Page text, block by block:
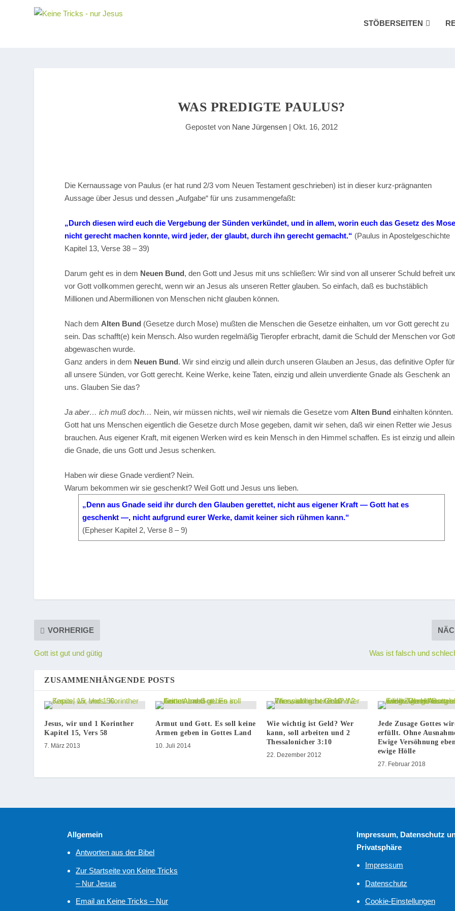
STÖBERSEITEN
WAS PREDIGTE PAULUS?
Gepostet von Nane Jürgensen| Okt. 16, 2012
Die Kernaussage von Paulus (er hat rund 2/3 vom Neuen Testament geschrieben) ist in dieser kurz-prägnanten
Aussage über Jesus und dessen „Aufgabe“ für uns zusammengefaßt:
„Durch diesen wird euch die Vergebung der Sünden verkündet, und in allem, worin euch das Gesetz des
nicht gerecht machen konnte, wird jeder, der glaubt, durch ihn gerecht gemacht.“ (Paulus in Apostelgeschichte
Kapitel 13, Verse 38 – 39)
Darum geht es in dem Neuen Bund, den Gott und Jesus mit uns schließen: Wir sind von all unserer Schuld befreit
vor Gott vollkommen gerecht, wenn wir an Jesus als unseren Retter glauben. So einfach, daß es buchstäblich
Millionen und Abermillionen von Menschen nicht glauben können.
Nach dem Alten Bund (Gesetze durch Mose) mußten die Menschen die Gesetze einhalten, um vor Gott gerecht zu
sein. Das schafft(e) kein Mensch. Also wurden regelmäßig Tieropfer erbracht, damit die Schuld der Menschen vor
abgewaschen wurde.
Ganz anders in dem Neuen Bund. Wir sind einzig und allein durch unseren Glauben an Jesus, das definitive Opfer für
all unsere Sünden, vor Gott gerecht. Keine Werke, keine Taten, einzig und allein unverdiente Gnade als Geschenk an
uns. Glauben Sie das?
Ja aber… ich muß doch… Nein, wir müssen nichts, weil wir niemals die Gesetze vom Alten Bund einhalten könnten.
Gott hat uns Menschen eigentlich die Gesetze durch Mose gegeben, damit wir sehen, daß wir einen Retter wie Jesus
brauchen. Aus eigener Kraft, mit eigenen Werken wird es kein Mensch in den Himmel schaffen. Es ist einzig und allein
die Gnade, die uns Gott und Jesus schenken.
Haben wir diese Gnade verdient? Nein.
Warum bekommen wir sie geschenkt? Weil Gott und Jesus uns lieben.
„Denn aus Gnade seid ihr durch den Glauben gerettet, nicht aus eigener Kraft — Gott hat es
geschenkt —, nicht aufgrund eurer Werke, damit keiner sich rühmen kann.“
(Epheser Kapitel 2, Verse 8 – 9)
VORHERIGE
Gott ist gut und gütig Was ist falsch und
ZUSAMMENHÄNGENDE POSTS
Jesus, wir und 1 Korinther
Kapitel 15, Vers 58
7. März 2013
Armut und Gott. Es soll keine
Armen geben in Gottes Land
10. Juli 2014
Wie wichtig ist Geld? Wer
kann, soll arbeiten und 2
Thessalonicher 3:10
22. Dezember 2012
Jede Zusage Gottes
erfüllt. Ohne
Ewige Versöhnung
ewige Hölle
27. Februar 2018
Allgemein
Antworten aus der Bibel
Zur Startseite von Keine Tricks
– Nur Jesus
Email an Keine Tricks – Nur
Impressum, Datenschutz
Privatsphäre
Impressum
Datenschutz
Cookie-Einstellungen